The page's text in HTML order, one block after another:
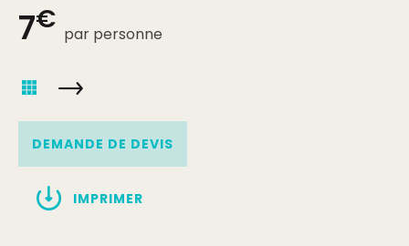
7€ par personne
DEMANDE DE DEVIS
IMPRIMER